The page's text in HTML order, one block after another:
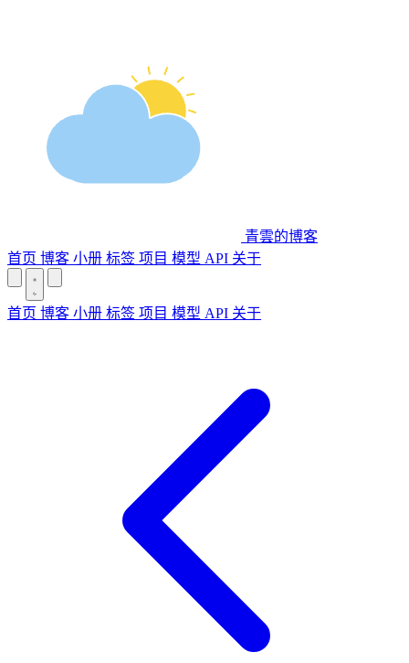
青雲的博客
首页 博客 小册 标签 项目 模型 API 关于
首页 博客 小册 标签 项目 模型 API 关于